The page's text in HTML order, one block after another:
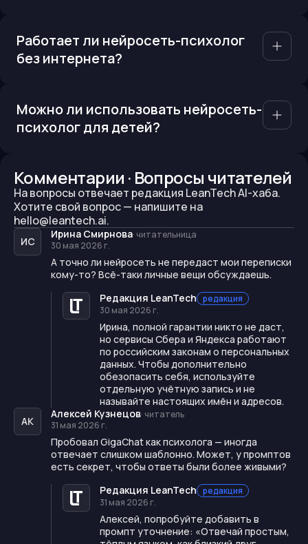
Работает ли нейросеть-психолог
без интернета?
Можно ли использовать нейросеть-
психолог для детей?
Комментарии · Вопросы читателей
На вопросы отвечает редакция LeanTech AI-хаба.
Хотите свой вопрос — напишите на
hello@leantech.ai.
ИС
Ирина Смирнова· читательница
30 мая 2026 г.
А точно ли нейросеть не передаст мои переписки
кому-то? Всё-таки личные вещи обсуждаешь.
Редакция LeanTech редакция
30 мая 2026 г.
Ирина, полной гарантии никто не даст,
но сервисы Сбера и Яндекса работают
по российским законам о персональных
данных. Чтобы дополнительно
обезопасить себя, используйте
отдельную учётную запись и не
называйте настоящих имён и адресов.
АК
Алексей Кузнецов· читатель
31 мая 2026 г.
Пробовал GigaChat как психолога — иногда
отвечает слишком шаблонно. Может, у промптов
есть секрет, чтобы ответы были более живыми?
Редакция LeanTech редакция
31 мая 2026 г.
Алексей, попробуйте добавить в
промпт уточнение: «Отвечай простым,